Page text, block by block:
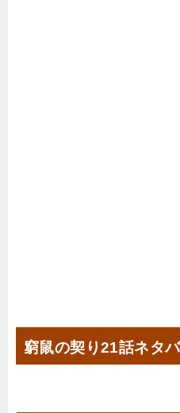
窮鼠の契り21話ネタ